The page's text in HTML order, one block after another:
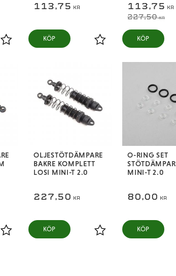
Lägg till i favoriter
113,75 KR
Lägg till i favoriter
KÖP
113,75 KR
227,50KR
KÖP
Lägg till i favoriter
OLJESTÖTDÄMPARE
BAKRE KOMPLETT
LOSI MINI-T 2.0
227,50 KR
Lägg till i favoriter
KÖP
O-RING SET
MINI-T 2.0
80,00 KR
KÖP